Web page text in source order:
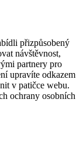
přizpůsobený
návštěvnost,
partnery pro
upravíte odkazem
v patičce webu.
ochrany osobních